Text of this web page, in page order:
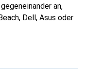
an,
Dell, Asus oder